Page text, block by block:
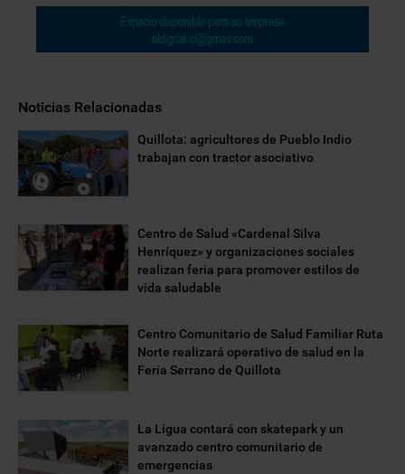
Noticias Relacionadas
Quillota: agricultores de Pueblo Indio
trabajan con tractor asociativo
Centro de Salud «Cardenal Silva
Henríquez» y organizaciones sociales
realizan feria para promover estilos de
vida saludable
Centro Comunitario de Salud Familiar Ruta
Norte realizará operativo de salud en la
Feria Serrano de Quillota
La Ligua contará con skatepark y un
avanzado centro comunitario de
emergencias